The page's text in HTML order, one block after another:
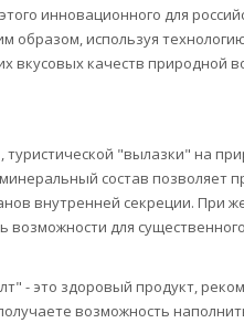
инновационного для
образом, используя
вкусовых качеств природной
туристической "вылазки" на
состав позволяет
внутренней секреции. При
для
- это здоровый продукт,
возможность